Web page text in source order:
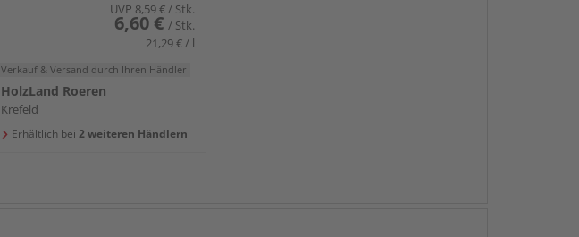
UVP 8,59 €/ Stk.
6,60 € / Stk.
21,29 € / l
Verkauf & Versand durch Ihren Händler
HolzLand Roeren
Krefeld
Erhältlich bei 2 weiteren Händlern